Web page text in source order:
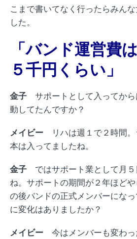
こまで書いてなく行ったらみん
した。
「バンド運営費
５千円くらい」
金子 サポートとして入ってか
動してたんですか？
メイビー リハは週１で２時間
本は入ってましたね。
金子 ではサポート業として月
ね。サポートの期間が２年ほど
の後バンドの正式メンバーにな
に変化はありましたか？
メイビー 今はメンバーも変わ